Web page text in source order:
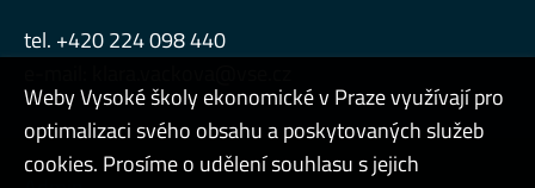
tel. +420 224 098 440
Weby Vysoké školy ekonomické v Praze využívají pro
optimalizaci svého obsahu a poskytovaných služeb
cookies. Prosíme o udělení souhlasu s jejich